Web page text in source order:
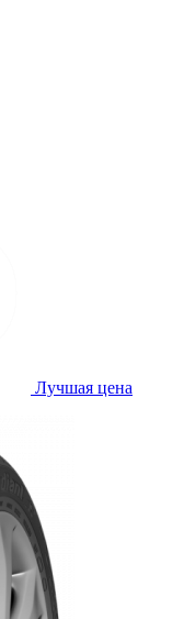
Лучшая цена